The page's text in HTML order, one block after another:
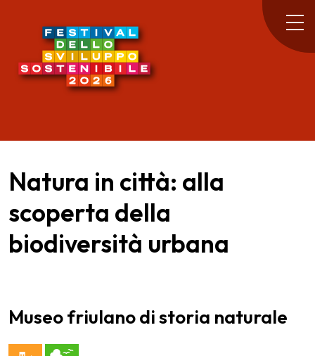
Natura in città: alla
scoperta della
biodiversità urbana
Museo friulano di storia naturale